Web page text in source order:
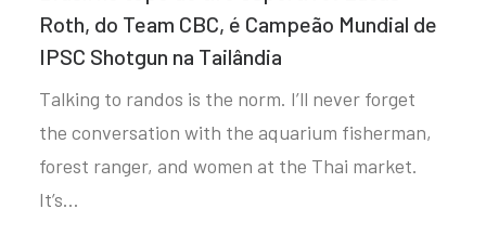
Roth, do Team CBC, é Campeão Mundial de
IPSC Shotgun na Tailândia
Talking to randos is the norm. I’ll never forget
the conversation with the aquarium fisherman,
forest ranger, and women at the Thai market.
It’s…